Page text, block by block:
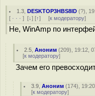
1.3 ,DESKTOP3HBS8ID (?),
[ · · · ] [↓] [↑] [к модератору]
Не, WinAmp по
2.5 ,Аноним (209), 19:12,
[к модератору]
Зачем его
3.9 ,Аноним (174),
[к модератору]